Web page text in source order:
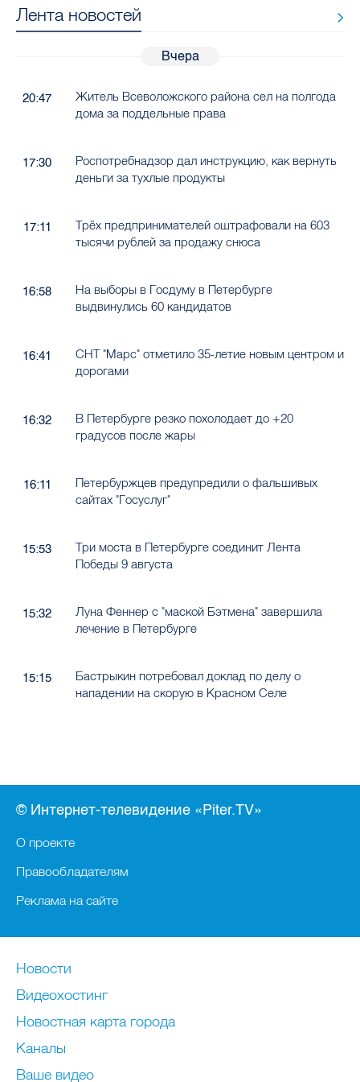
Лента новостей
Вчера
20:47
Житель Всеволожского района сел на полгода
дома за поддельные права
17:30
Роспотребнадзор дал инструкцию, как вернуть
деньги за тухлые продукты
17:11
Трёх предпринимателей оштрафовали на 603
тысячи рублей за продажу снюса
16:58
На выборы в Госдуму в Петербурге
выдвинулись 60 кандидатов
16:41
СНТ "Марс" отметило 35-летие новым центром и
дорогами
16:32
В Петербурге резко похолодает до +20
градусов после жары
16:11
Петербуржцев предупредили о фальшивых
сайтах "Госуслуг"
15:53
Три моста в Петербурге соединит Лента
Победы 9 августа
15:32
Луна Феннер с "маской Бэтмена" завершила
лечение в Петербурге
15:15
Бастрыкин потребовал доклад по делу о
нападении на скорую в Красном Селе
© Интернет-телевидение «Piter.TV»
О проекте
Правообладателям
Реклама на сайте
Новости
Видеохостинг
Новостная карта города
Каналы
Ваше видео